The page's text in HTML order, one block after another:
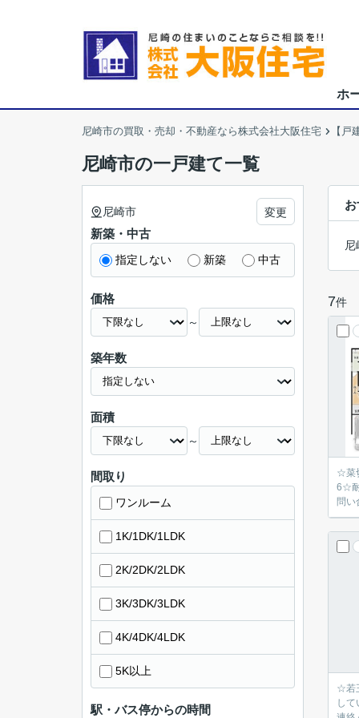
ホ
尼崎市の買取・売却・不動産なら株式会社大阪住宅 【
尼崎市の一戸建て一覧
尼
7件
☆菜
6☆
問い
☆若
し
尼崎市 変更
新築・中古
指定しない 新築 中古
価格
～
築年数
面積
～
間取り
ワンルーム
1K/1DK/1LDK
2K/2DK/2LDK
3K/3DK/3LDK
4K/4DK/4LDK
5K以上
駅・バス停からの時間